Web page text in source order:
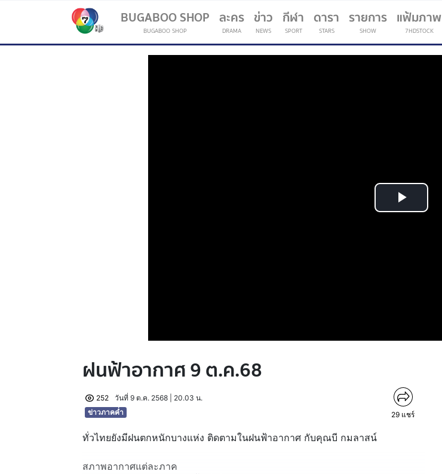
BUGABOO SHOP
BUGABOO SHOP
ละคร
DRAMA
ข่าว
NEWS
กีฬา
SPORT
(current)
ดารา
STARS
รายการ
SHOW
แฟ้มภาพ
7HDSTOCK
Play
ฝนฟ้าอากาศ 9 ต.ค.68
252
วันที่ 9 ต.ค. 2568 | 20.03 น.
ข่าวภาคค่ำ
29 แชร์
ทั่วไทยยังมีฝนตกหนักบางแห่ง ติดตามในฝนฟ้าอากาศ กับคุณบี กมลาสน์
สภาพอากาศแต่ละภาค